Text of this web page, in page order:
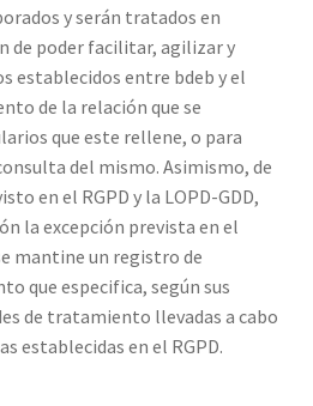
y serán tratados en
de poder facilitar, agilizar y
establecidos entre bdeb y el
de la relación que se
que este rellene, o para
del mismo. Asimismo, de
en el RGPD y la LOPD-GDD,
la excepción prevista en el
mantine un registro de
que especifica, según sus
de tratamiento llevadas a cabo
establecidas en el RGPD.